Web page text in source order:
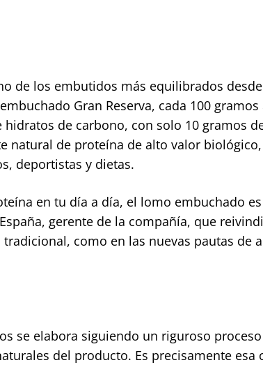
de los embutidos más equilibrados
Gran Reserva, cada 100
de carbono, con solo 10 gramos
natural de proteína de alto valor
deportistas y dietas.
en tu día a día, el lomo embuchado
gerente de la compañía, que
como en las nuevas pautas de
se elabora siguiendo un riguroso
del producto. Es precisamente esa